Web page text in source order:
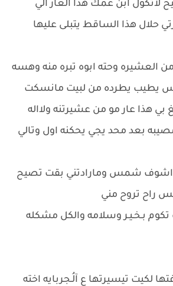
ابن عمك هذا العار الي
حلال هذا الساقط يتبلى عليها
العشيره وحته ابوه تبره منه وهسه
يطيب يطرده من لبيت مانسكت
بي هذا عار مو من عشيرتنه ولااله
بعد محد يجي يحكنه اول وتالي
شمس ومارادتني بقت تصيح
راح تروح مني
تكوم بـﺨـيـﺮ وسلامه والكل مشكله
لكيت تيسيرتها ع آلُـجربايه اخته